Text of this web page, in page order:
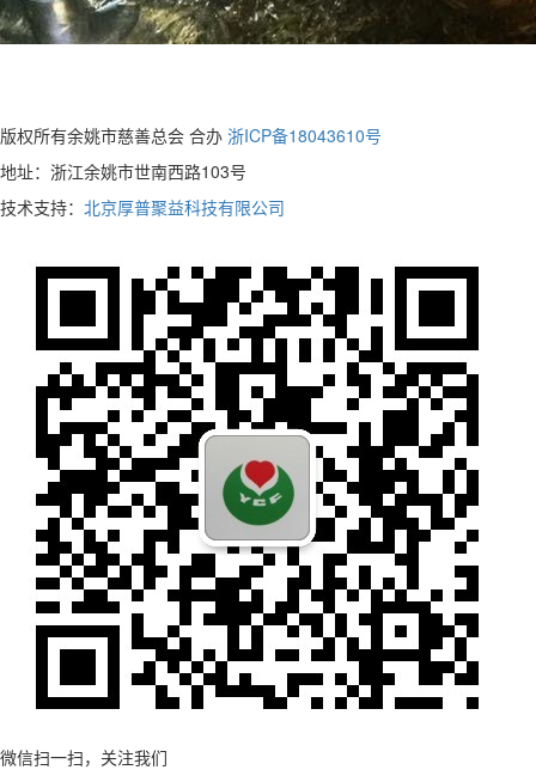
版权所有余姚市慈善总会 合办 浙ICP备18043610号
地址：浙江余姚市世南西路103号
技术支持： 北京厚普聚益科技有限公司
微信扫一扫，关注我们